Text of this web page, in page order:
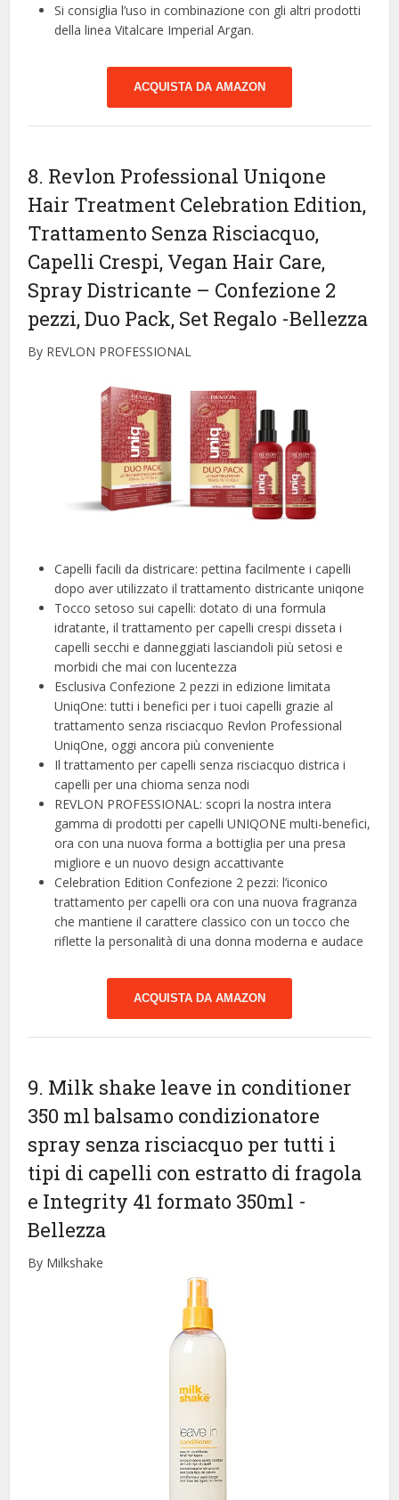
Si consiglia l’uso in combinazione con gli altri prodotti
della linea Vitalcare Imperial Argan.
ACQUISTA DA AMAZON
8. Revlon Professional Uniqone
Hair Treatment Celebration Edition,
Trattamento Senza Risciacquo,
Capelli Crespi, Vegan Hair Care,
Spray Districante – Confezione 2
pezzi, Duo Pack, Set Regalo -Bellezza
By REVLON PROFESSIONAL
Capelli facili da districare: pettina facilmente i capelli
dopo aver utilizzato il trattamento districante uniqone
Tocco setoso sui capelli: dotato di una formula
idratante, il trattamento per capelli crespi disseta i
capelli secchi e danneggiati lasciandoli più setosi e
morbidi che mai con lucentezza
Esclusiva Confezione 2 pezzi in edizione limitata
UniqOne: tutti i benefici per i tuoi capelli grazie al
trattamento senza risciacquo Revlon Professional
UniqOne, oggi ancora più conveniente
Il trattamento per capelli senza risciacquo districa i
capelli per una chioma senza nodi
REVLON PROFESSIONAL: scopri la nostra intera
gamma di prodotti per capelli UNIQONE multi-benefici,
ora con una nuova forma a bottiglia per una presa
migliore e un nuovo design accattivante
Celebration Edition Confezione 2 pezzi: l’iconico
trattamento per capelli ora con una nuova fragranza
che mantiene il carattere classico con un tocco che
riflette la personalità di una donna moderna e audace
ACQUISTA DA AMAZON
9. Milk shake leave in conditioner
350 ml balsamo condizionatore
spray senza risciacquo per tutti i
tipi di capelli con estratto di fragola
e Integrity 41 formato 350ml -
Bellezza
By Milkshake